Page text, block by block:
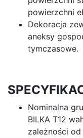
powierzchni
Dekoracja
aneksy
tymczasowe.
Nominalna
BILKA T12
zależności